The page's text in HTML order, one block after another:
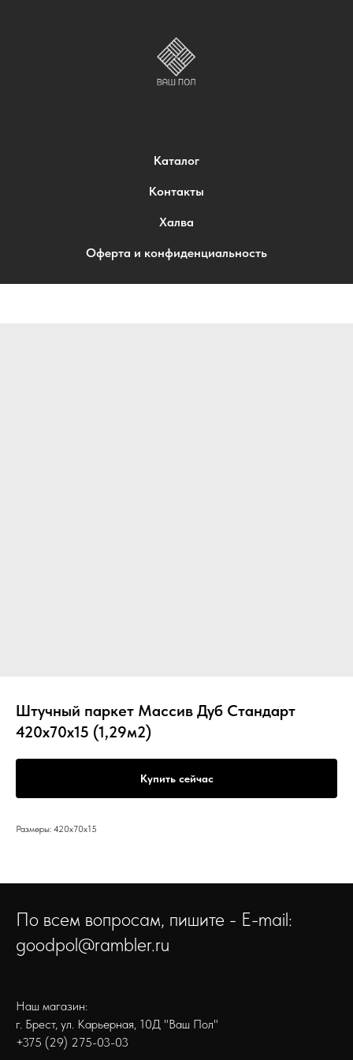
Каталог
Контакты
Халва
Оферта и конфиденциальность
Штучный паркет Массив Дуб Стандарт
420х70x15 (1,29м2)
Купить сейчас
Размеры: 420x70x15
По всем вопросам, пишите - E-mail:
goodpol@rambler.ru
Наш магазин:
г. Брест, ул. Карьерная, 10Д "Ваш Пол"
+375 (29) 275-03-03